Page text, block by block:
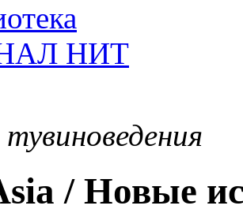
НИТ
/ Новые